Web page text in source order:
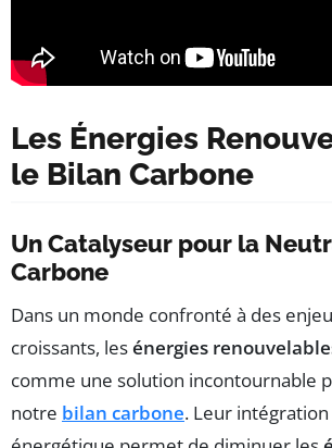
Les Énergies
le Bilan Carbone
Un Catalyseur pour la
Carbone
Dans un monde confronté à des
croissants, lesénergies
comme une solution incontournable
notre bilan carbone. Leur